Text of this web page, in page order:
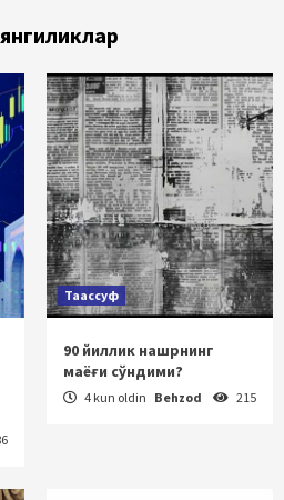
Таассуф
90 йиллик нашрнинг
маёғи сўндими?
4 kun oldin Behzod 215